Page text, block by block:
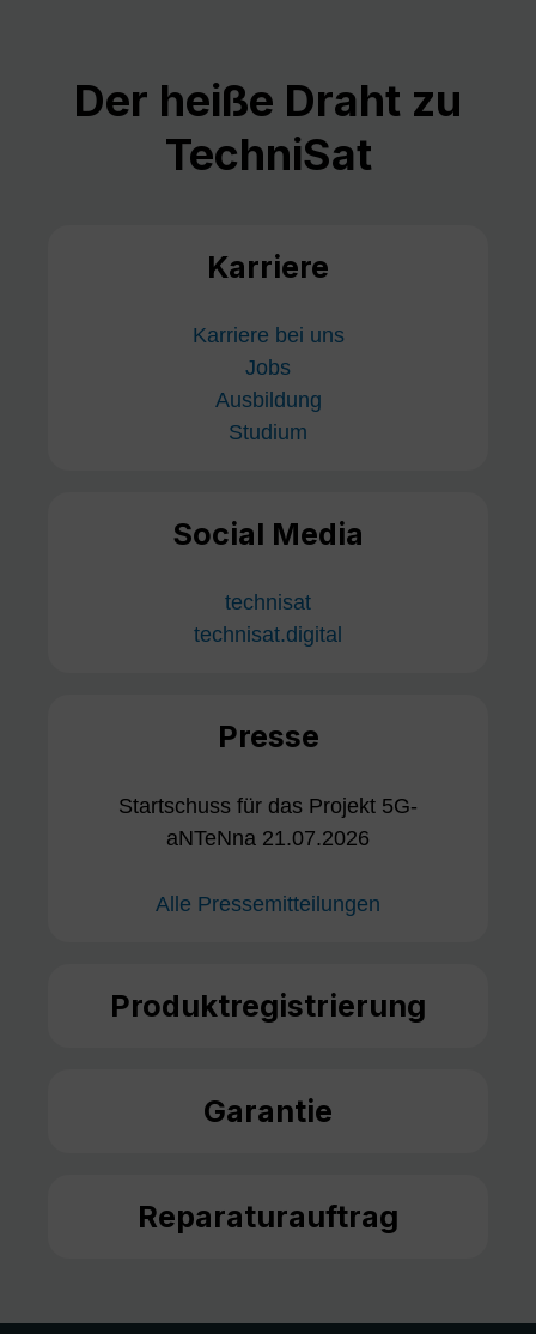
Der heiße Draht zu
TechniSat
Karriere
Karriere bei uns
Jobs
Ausbildung
Studium
Social Media
technisat
technisat.digital
Presse
Startschuss für das Projekt 5G-
aNTeNna 21.07.2026
Alle Pressemitteilungen
Produktregistrierung
Garantie
Reparaturauftrag